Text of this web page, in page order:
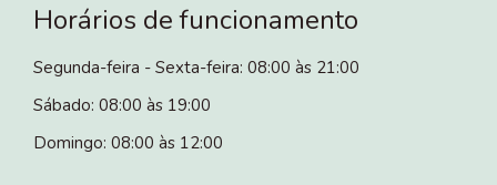
Horários de funcionamento
Segunda-feira - Sexta-feira: 08:00 às 21:00
Sábado: 08:00 às 19:00
Domingo: 08:00 às 12:00